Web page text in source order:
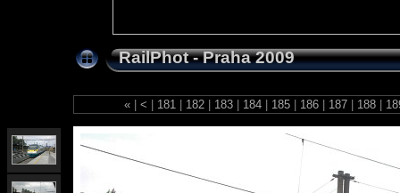
RailPhot - Praha 2009
« < 181 182 183 184 185 186 187 188